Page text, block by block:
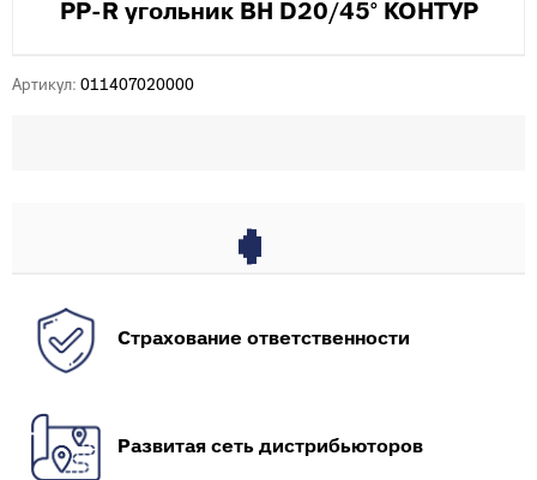
PP-R угольник ВН D20/45° КОНТУР
Артикул: 011407020000
Страхование ответственности
Развитая сеть дистрибьюторов